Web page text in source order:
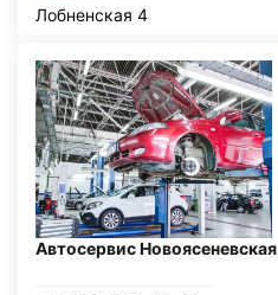
Лобненская 4
Автосервис Новоясеневская